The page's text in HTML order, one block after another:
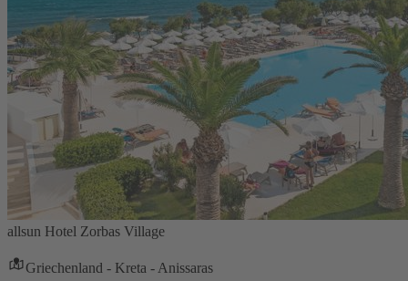
allsun Hotel Zorbas Village
Griechenland - Kreta - Anissaras